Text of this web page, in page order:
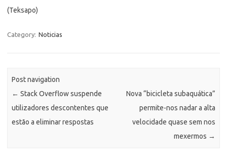
(Teksapo)
Category: Noticias
Post navigation
← Stack Overflow suspende
utilizadores descontentes que
estão a eliminar respostas
Nova “bicicleta subaquática”
permite-nos nadar a alta
velocidade quase sem nos
mexermos →